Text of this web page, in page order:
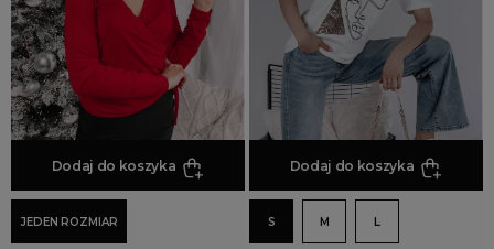
kolorowe
niebieskie
pomarańczowe
różowe
szare
zielone
więcej...
STYL
Dodaj do koszyka
JEDEN ROZMIAR
Dodaj do koszyka
S M L